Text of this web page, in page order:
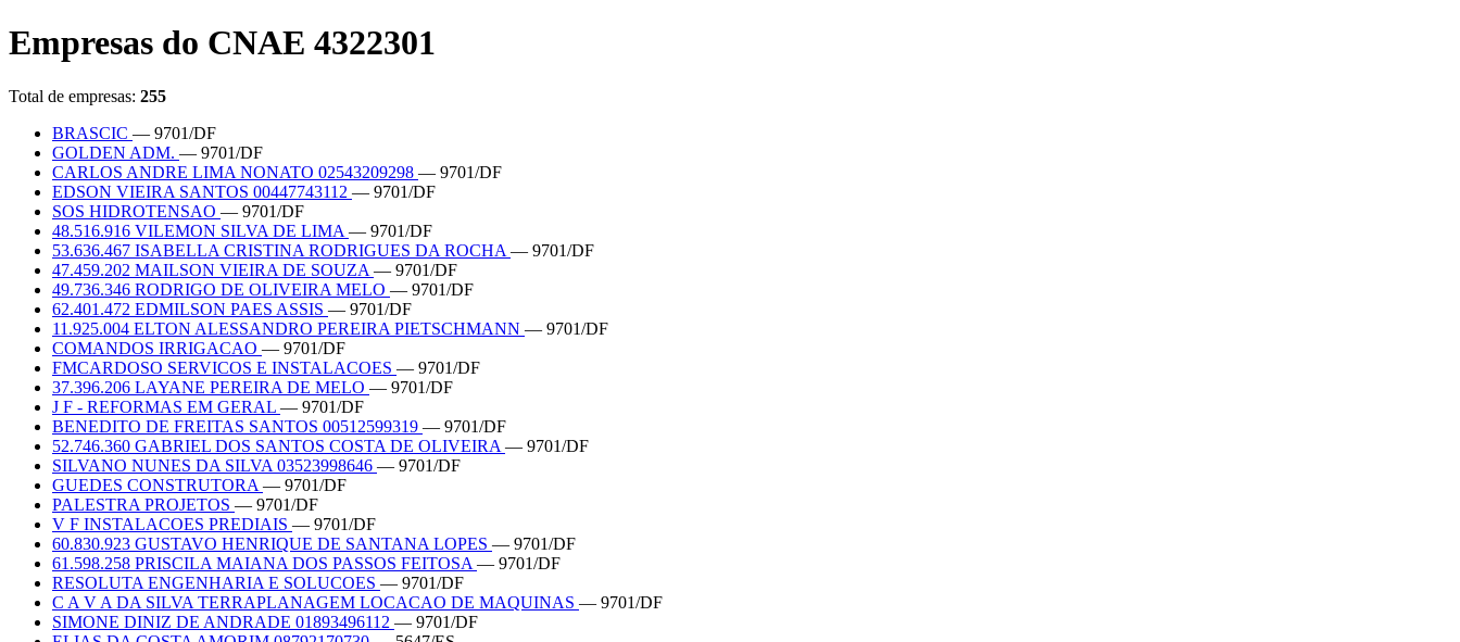
Empresas do CNAE 4322301
Total de empresas: 255
BRASCIC — 9701/DF
GOLDEN ADM. — 9701/DF
CARLOS ANDRE LIMA NONATO 02543209298 — 9701/DF
EDSON VIEIRA SANTOS 00447743112 — 9701/DF
SOS HIDROTENSAO — 9701/DF
48.516.916 VILEMON SILVA DE LIMA — 9701/DF
53.636.467 ISABELLA CRISTINA RODRIGUES DA ROCHA — 9701/DF
47.459.202 MAILSON VIEIRA DE SOUZA — 9701/DF
49.736.346 RODRIGO DE OLIVEIRA MELO — 9701/DF
62.401.472 EDMILSON PAES ASSIS — 9701/DF
11.925.004 ELTON ALESSANDRO PEREIRA PIETSCHMANN — 9701/DF
COMANDOS IRRIGACAO — 9701/DF
FMCARDOSO SERVICOS E INSTALACOES — 9701/DF
37.396.206 LAYANE PEREIRA DE MELO — 9701/DF
J F - REFORMAS EM GERAL — 9701/DF
BENEDITO DE FREITAS SANTOS 00512599319 — 9701/DF
52.746.360 GABRIEL DOS SANTOS COSTA DE OLIVEIRA — 9701/DF
SILVANO NUNES DA SILVA 03523998646 — 9701/DF
GUEDES CONSTRUTORA — 9701/DF
PALESTRA PROJETOS — 9701/DF
V F INSTALACOES PREDIAIS — 9701/DF
60.830.923 GUSTAVO HENRIQUE DE SANTANA LOPES — 9701/DF
61.598.258 PRISCILA MAIANA DOS PASSOS FEITOSA — 9701/DF
RESOLUTA ENGENHARIA E SOLUCOES — 9701/DF
C A V A DA SILVA TERRAPLANAGEM LOCACAO DE MAQUINAS — 9701/DF
SIMONE DINIZ DE ANDRADE 01893496112 — 9701/DF